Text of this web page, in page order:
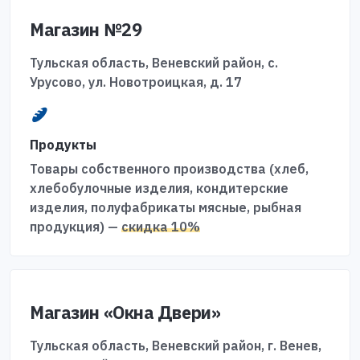
Магазин №29
Тульская область, Веневский район, с.
Урусово, ул. Новотроицкая, д. 17
Продукты
Товары собственного производства (хлеб,
хлебобулочные изделия, кондитерские
изделия, полуфабрикаты мясные, рыбная
продукция) — скидка 10%
Магазин «Окна Двери»
Тульская область, Веневский район, г. Венев,